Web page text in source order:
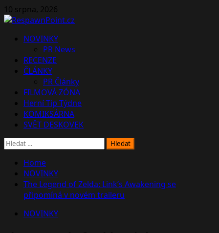
Skip
to
10 srpna, 2026
PrimaryNOVINKY
PR News
RECENZE
ČLÁNKY
PR Články
FILMOVÁ ZÓNA
Herní Tip Týdne
KOMIKSÁRNA
SVĚT DESKOVEK
Vyhledávání
Home
NOVINKY
The Legend of Zelda: Link’s Awakening se
připomíná v novém traileru
NOVINKY